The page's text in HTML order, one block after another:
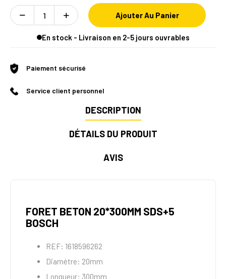
Ajouter Au Panier
En stock - Livraison en 2-5 jours ouvrables
Paiement sécurisé
Service client personnel
DESCRIPTION
DÉTAILS DU PRODUIT
AVIS
FORET BETON 20*300MM SDS+5
BOSCH
REF: 1618596262
Diamètre: 20mm
Longueur: 300mm